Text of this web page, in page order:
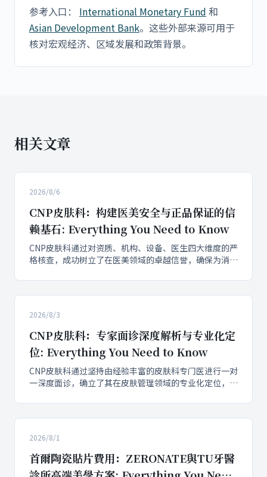
参考入口：
International Monetary Fund 和
Asian Development Bank。这些外部来源可用于
核对宏观经济、区域发展和政策背景。
相关文章
2026/8/6
CNP皮肤科：构建医美安全与正品保证的信
赖基石: Everything You Need to Know
CNP皮肤科通过对资质、机构、设备、医生四大维度的严
格核查，成功树立了在医美领域的卓越信誉，确保为消费
构，CNP皮肤科所有护理和注射项目均在符合医疗标准的
无菌环境下进行，并对所有进场设备和注射制剂实行严格
医美安全和正...
2026/8/3
CNP皮肤科：专家面诊深度解析与专业化定
位: Everything You Need to Know
CNP皮肤科通过坚持由经验丰富的皮肤科专门医进行一对
一深度面诊，确立了其在皮肤管理领域的专业化定位，确
家亲自把关。这种模式显著区别于依赖咨询师推销套餐的
机构，旨在针对消费者对医生面诊资质和深度诊断的核心
2026/8/1
首爾陶瓷貼片費用：ZERONATE與TU牙醫